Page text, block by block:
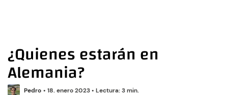
¿Quienes estarán en
Alemania?
Pedro • 18. enero 2023• Lectura: 3 min.